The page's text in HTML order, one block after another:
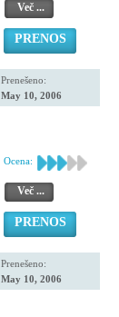
Več ...
PRENOS
Prenešeno:
May 10, 2006
Ocena:
Več ...
PRENOS
Prenešeno:
May 10, 2006